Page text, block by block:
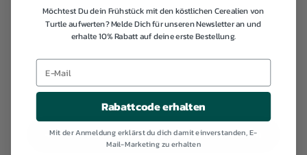
Teller
€
5
,
0
Zurück zu Bio-Frühstückscerealien
Möchtest Du dein Frühstück mit den köstlichen Cerealien von
Turtle aufwerten? Melde Dich für unseren Newsletter an und
erhalte 10% Rabatt auf deine erste Bestellung.
Rabattcode erhalten
Mit der Anmeldung erklärst du dich damit einverstanden, E-
Mail-Marketing zu erhalten